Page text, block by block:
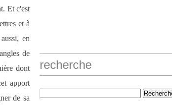
Et c'est
et à
en
de
dont
apport
de sa
recherche